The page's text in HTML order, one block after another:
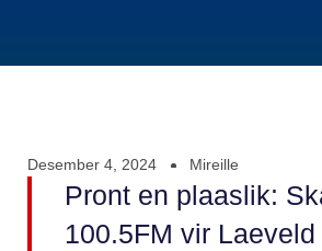
Desember 4, 2024 Mireille
Pront en plaaslik:
100.5FM vir